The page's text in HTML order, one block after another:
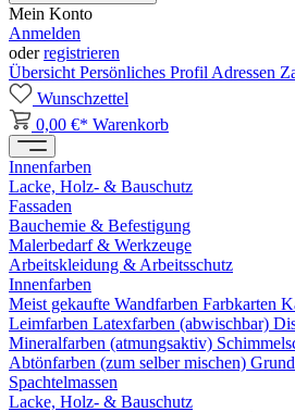
Mein Konto
Anmelden
oderregistrieren
Übersicht Persönliches Profil Adressen
Wunschzettel
0,00 €* Warenkorb
Innenfarben
Lacke, Holz- & Bauschutz
Fassaden
Bauchemie & Befestigung
Malerbedarf & Werkzeuge
Arbeitskleidung & Arbeitsschutz
Innenfarben
Meist gekaufte Wandfarben Farbkarten
Leimfarben Latexfarben (abwischbar)
Mineralfarben (atmungsaktiv)
Abtönfarben (zum selber mischen)
Spachtelmassen
Lacke, Holz- & Bauschutz